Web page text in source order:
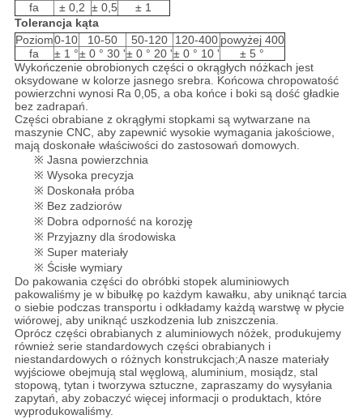
fa
± 0,2 ± 0,5
± 1
Tolerancja kąta
Poziom0-10 10-50 50-120 120-400 powyżej 400
fa
± 1 °± 0 ° 30 '± 0 ° 20 '± 0 ° 10 '
± 5 °
Wykończenie obrobionych części o okrągłych nóżkach jest
oksydowane w kolorze jasnego srebra. Końcowa chropowatość
powierzchni wynosi Ra 0,05, a oba końce i boki są dość gładkie
bez zadrapań.
Części obrabiane z okrągłymi stopkami są wytwarzane na
maszynie CNC, aby zapewnić wysokie wymagania jakościowe,
mają doskonałe właściwości do zastosowań domowych.
※ Jasna powierzchnia
※ Wysoka precyzja
※ Doskonała próba
※ Bez zadziorów
※ Dobra odporność na korozję
※ Przyjazny dla środowiska
※ Super materiały
※ Ścisłe wymiary
Do pakowania części do obróbki stopek aluminiowych
pakowaliśmy je w bibułkę po każdym kawałku, aby uniknąć tarcia
o siebie podczas transportu i odkładamy każdą warstwę w płycie
wiórowej, aby uniknąć uszkodzenia lub zniszczenia.
Oprócz części obrabianych z aluminiowych nóżek, produkujemy
również serie standardowych części obrabianych i
niestandardowych o różnych konstrukcjach;A nasze materiały
wyjściowe obejmują stal węglową, aluminium, mosiądz, stal
stopową, tytan i tworzywa sztuczne, zapraszamy do wysyłania
zapytań, aby zobaczyć więcej informacji o produktach, które
wyprodukowaliśmy.